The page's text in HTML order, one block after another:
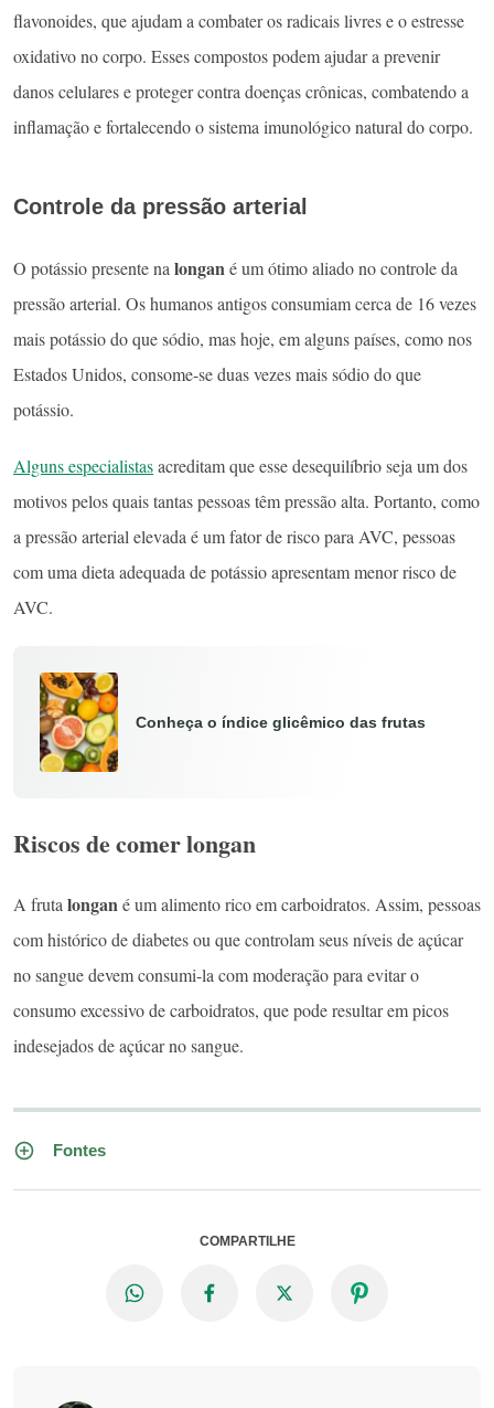
flavonoides, que ajudam a combater os radicais livres e o estresse
oxidativo no corpo. Esses compostos podem ajudar a prevenir
danos celulares e proteger contra doenças crônicas, combatendo a
inflamação e fortalecendo o sistema imunológico natural do corpo.
Controle da pressão arterial
O potássio presente na longané um ótimo aliado no controle da
pressão arterial. Os humanos antigos consumiam cerca de 16 vezes
mais potássio do que sódio, mas hoje, em alguns países, como nos
Estados Unidos, consome-se duas vezes mais sódio do que
potássio.
Alguns especialistasacreditam que esse desequilíbrio seja um dos
motivos pelos quais tantas pessoas têm pressão alta. Portanto, como
a pressão arterial elevada é um fator de risco para AVC, pessoas
com uma dieta adequada de potássio apresentam menor risco de
AVC.
Conheça o índice glicêmico das frutas
Riscos de comer longan
A fruta longané um alimento rico em carboidratos. Assim, pessoas
com histórico de diabetes ou que controlam seus níveis de açúcar
no sangue devem consumi-la com moderação para evitar o
consumo excessivo de carboidratos, que pode resultar em picos
indesejados de açúcar no sangue.
Fontes
COMPARTILHE